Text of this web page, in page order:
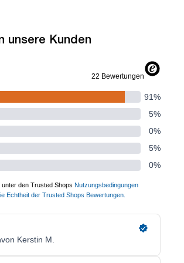
unsere Kunden